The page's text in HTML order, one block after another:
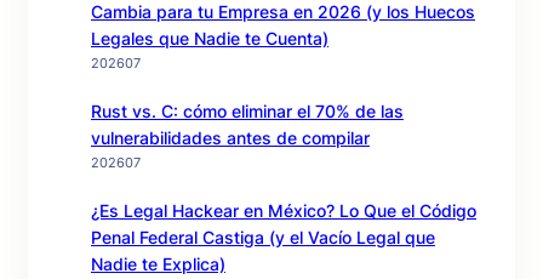
Cambia para tu Empresa en 2026 (y los Huecos
Legales que Nadie te Cuenta)
202607
Rust vs. C: cómo eliminar el 70% de las
vulnerabilidades antes de compilar
202607
¿Es Legal Hackear en México? Lo Que el Código
Penal Federal Castiga (y el Vacío Legal que
Nadie te Explica)